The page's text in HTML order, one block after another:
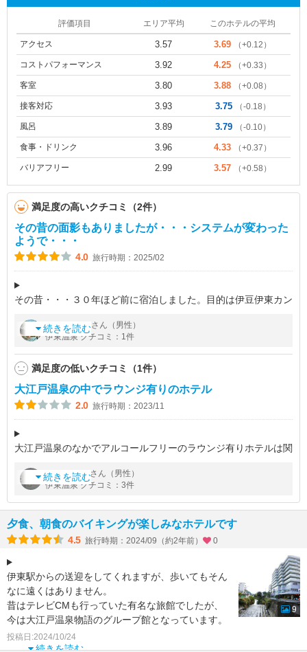
評価項目 エリア平均 このホテルの平均
アクセス 3.57 3.69 （+0.12）
コストパフォーマンス 3.92 4.25 （+0.33）
客室 3.80 3.88 （+0.08）
接客対応 3.93 3.75 （-0.18）
風呂 3.89 3.79 （-0.10）
食事・ドリンク 3.96 4.33 （+0.37）
バリアフリー 2.99 3.57 （+0.58）
満足度の高いクチコミ（2件）
その昔の面影もありましたが・・・システムが変わった
ようで・・・
4.0 旅行時期：2025/02
その昔・・・３０年ほど前に宿泊しました。目的は伊豆伊東カン
ー岡部だったような気がします。ほどほどの施設でゆっくり温泉
に浸かり体力を温存させつつ
続きを読む
by湘南本多 さん（男性）
伊東温泉 クチコミ：1件
満足度の低いクチコミ（1件）
大江戸温泉の中でラウンジ有りのホテル
2.0 旅行時期：2023/11
大江戸温泉のなかでアルコールフリーのラウンジ有りホテルは関
ここはキンメダイが目玉で作りたての握りが出てきたときは脂が
のっていて非常に美味しかっ
続きを読む
bymeisuke さん（男性）
伊東温泉 クチコミ：3件
夕食、朝食のバイキングが楽しみなホテルです
4.5 旅行時期：2024/09（約2年前） 0
伊東駅からの送迎をしてくれますが、歩いてもそん
なに遠くはありません。
昔はテレビCMも行っていた有名な旅館でしたが、
今は大江戸温泉物語のグループ館となっています。
伊東の大川沿いにそびえる相模亭と
続きを読む
投稿日:2024/10/24
9